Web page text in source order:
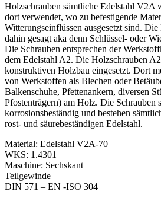
Holzschrauben sämtliche Edelstahl V2A
dort verwendet, wo zu befestigende
Witterungseinflüssen ausgesetzt sind.
dahin gesagt aka denn Schlüssel- oder
Die Schrauben entsprechen der
dem Edelstahl A2. Die Holzschrauben
konstruktiven Holzbau eingesetzt. Dort
von Werkstoffen als Blechen oder
Balkenschuhe, Pfettenankern, diversen
Pfostenträgern) am Holz. Die Schrauben
korrosionsbeständig und bestehen
rost- und säurebeständigen Edelstahl.
Material: Edelstahl V2A-70
WKS: 1.4301
Maschine: Sechskant
Teilgewinde
DIN 571 – EN -ISO 304